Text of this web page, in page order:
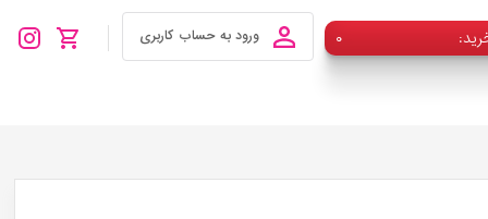
۰ ورود به حساب کاربری